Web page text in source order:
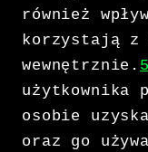
również
korzystają z
wewnętrznie. 5
użytkownika
osobie
oraz go